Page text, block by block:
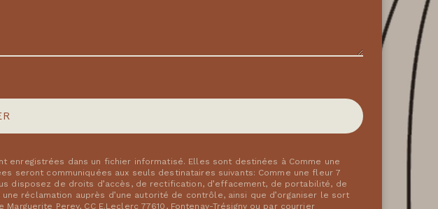
dans un fichier informatisé. Elles sont destinées à Comme une
seront communiquées aux seuls destinataires suivants: Comme une fleur 7
disposez de droits d’accès, de rectification, d’effacement, de portabilité, de
réclamation auprès d’une autorité de contrôle, ainsi que d’organiser le sort
Perey, CC E.Leclerc 77610, Fontenay-Trésigny ou par courrier